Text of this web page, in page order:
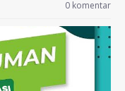
0 komentar